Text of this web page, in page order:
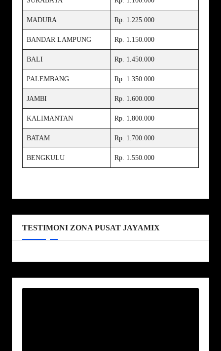
MADURA Rp. 1.225.000
BANDAR LAMPUNG Rp. 1.150.000
BALI Rp. 1.450.000
PALEMBANG Rp. 1.350.000
JAMBI Rp. 1.600.000
KALIMANTAN Rp. 1.800.000
BATAM Rp. 1.700.000
BENGKULU Rp. 1.550.000
TESTIMONI ZONA PUSAT JAYAMIX